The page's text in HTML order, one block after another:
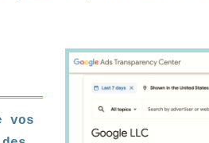
vos